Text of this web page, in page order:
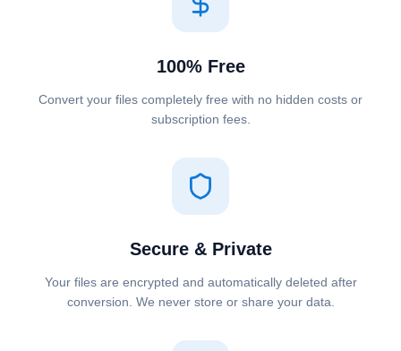
100% Free
Convert your files completely free with no hidden costs or
subscription fees.
Secure & Private
Your files are encrypted and automatically deleted after
conversion. We never store or share your data.